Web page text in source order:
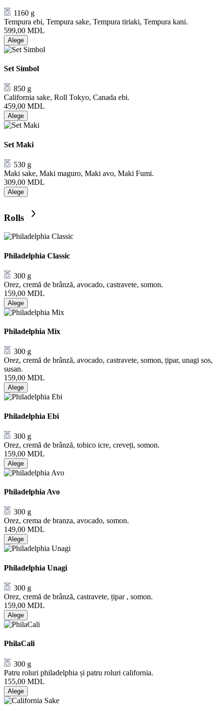
1160 g
Tempura ebi, Tempura sake, Tempura tiriaki, Tempura kani.
599,00 MDL
Alege
Set Simbol
850 g
California sake, Roll Tokyo, Canada ebi.
459,00 MDL
Alege
Set Maki
530 g
Maki sake, Maki maguro, Maki avo, Maki Fumi.
309,00 MDL
Alege
Rolls
Philadelphia Classic
300 g
Orez, cremă de brânză, avocado, castravete, somon.
159,00 MDL
Alege
Philadelphia Mix
300 g
Orez, cremă de brânză, avocado, castravete, somon, țipar, unagi sos,
susan.
159,00 MDL
Alege
Philadelphia Ebi
300 g
Orez, cremă de brânză, tobico icre, creveți, somon.
159,00 MDL
Alege
Philadelphia Avo
300 g
Orez, crema de branza, avocado, somon.
149,00 MDL
Alege
Philadelphia Unagi
300 g
Orez, cremă de brânză, castravete, țipar , somon.
159,00 MDL
Alege
PhilaCali
300 g
Patru roluri philadelphia și patru roluri california.
155,00 MDL
Alege